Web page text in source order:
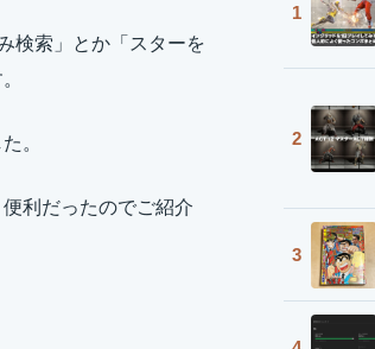
検索」とか「スターを
。
利だったのでご紹介
1
2
3